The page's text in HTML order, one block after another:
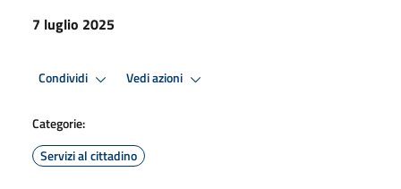
7 luglio 2025
Condividi Vedi azioni
Categorie:
Servizi al cittadino